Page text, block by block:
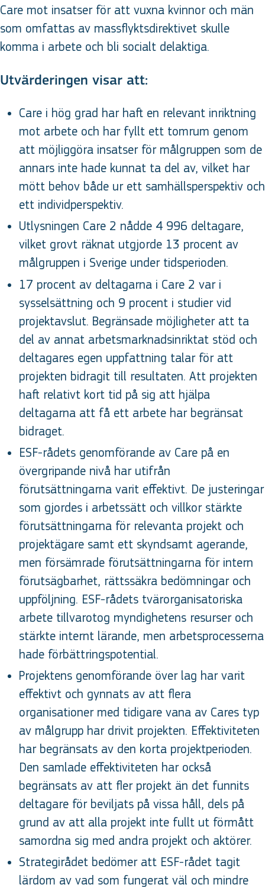
Care mot insatser för att vuxna kvinnor och män
som omfattas av massflyktsdirektivet skulle
komma i arbete och bli socialt delaktiga.
Utvärderingen visar att:
Care i hög grad har haft en relevant inriktning
mot arbete och har fyllt ett tomrum genom
att möjliggöra insatser för målgruppen som de
annars inte hade kunnat ta del av, vilket har
mött behov både ur ett samhällsperspektiv och
ett individperspektiv.
Utlysningen Care 2 nådde 4 996 deltagare,
vilket grovt räknat utgjorde 13 procent av
målgruppen i Sverige under tidsperioden.
17 procent av deltagarna i Care 2 var i
sysselsättning och 9 procent i studier vid
projektavslut. Begränsade möjligheter att ta
del av annat arbetsmarknadsinriktat stöd och
deltagares egen uppfattning talar för att
projekten bidragit till resultaten. Att projekten
haft relativt kort tid på sig att hjälpa
deltagarna att få ett arbete har begränsat
bidraget.
ESF-rådets genomförande av Care på en
övergripande nivå har utifrån
förutsättningarna varit effektivt. De justeringar
som gjordes i arbetssätt och villkor stärkte
förutsättningarna för relevanta projekt och
projektägare samt ett skyndsamt agerande,
men försämrade förutsättningarna för intern
förutsägbarhet, rättssäkra bedömningar och
uppföljning. ESF-rådets tvärorganisatoriska
arbete tillvarotog myndighetens resurser och
stärkte internt lärande, men arbetsprocesserna
hade förbättringspotential.
Projektens genomförande över lag har varit
effektivt och gynnats av att flera
organisationer med tidigare vana av Cares typ
av målgrupp har drivit projekten. Effektiviteten
har begränsats av den korta projektperioden.
Den samlade effektiviteten har också
begränsats av att fler projekt än det funnits
deltagare för beviljats på vissa håll, dels på
grund av att alla projekt inte fullt ut förmått
samordna sig med andra projekt och aktörer.
Strategirådet bedömer att ESF-rådet tagit
lärdom av vad som fungerat väl och mindre